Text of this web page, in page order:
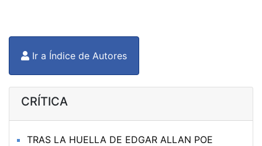
Ir a Índice de Autores
CRÍTICA
TRAS LA HUELLA DE EDGAR ALLAN POE